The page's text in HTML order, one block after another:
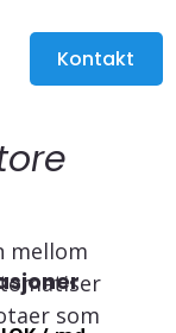
Kontakt
mellom
som